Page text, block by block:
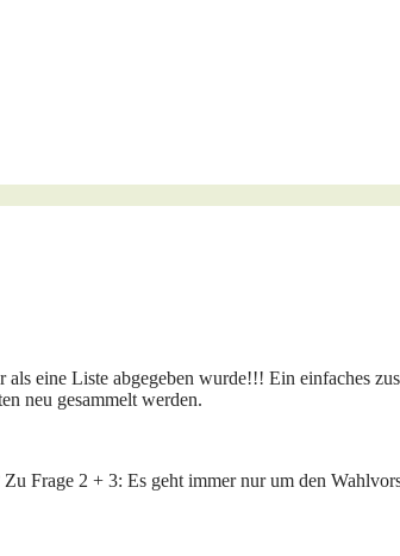
eine Liste abgegeben wurde!!! Ein einfaches
neu gesammelt werden.
Frage 2 + 3: Es geht immer nur um den